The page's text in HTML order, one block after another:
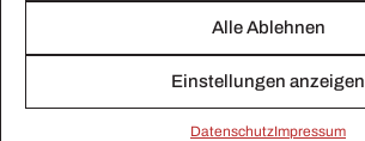
Alle Ablehnen
Einstellungen anzeigen
Daten­schutzImpressum